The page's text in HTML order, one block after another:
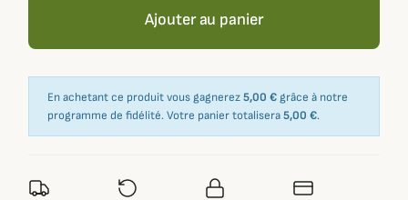
Ajouter au panier
En achetant ce produit vous gagnerez5,00 € grâce à notre
programme de fidélité. Votre panier totalisera5,00 €.